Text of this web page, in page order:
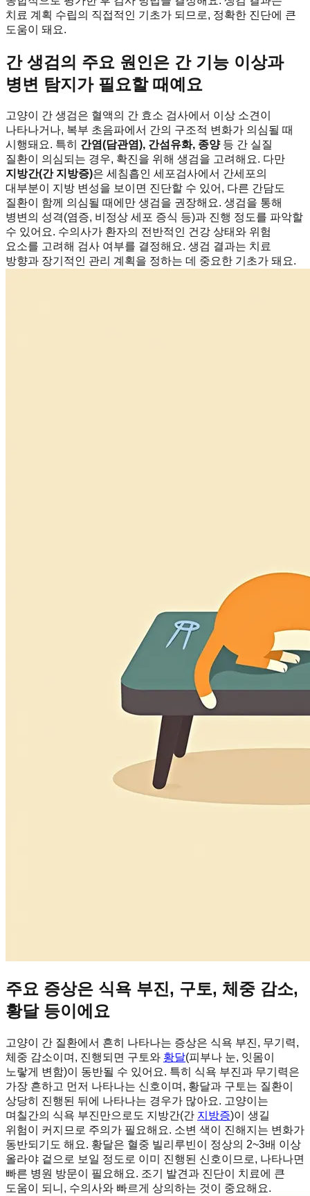
치료 계획 수립의 직접적인 기초가 되므로, 정확한 진단에 큰
도움이 돼요.
간 생검의 주요 원인은 간 기능 이상과
병변 탐지가 필요할 때예요
고양이 간 생검은 혈액의 간 효소 검사에서 이상 소견이
나타나거나, 복부 초음파에서 간의 구조적 변화가 의심될 때
시행돼요. 특히 간염(담관염), 간섬유화, 종양등 간 실질
질환이 의심되는 경우, 확진을 위해 생검을 고려해요. 다만
지방간(간 지방증)은 세침흡인 세포검사에서 간세포의
대부분이 지방 변성을 보이면 진단할 수 있어, 다른 간담도
질환이 함께 의심될 때에만 생검을 권장해요. 생검을 통해
병변의 성격(염증, 비정상 세포 증식 등)과 진행 정도를 파악할
수 있어요. 수의사가 환자의 전반적인 건강 상태와 위험
요소를 고려해 검사 여부를 결정해요. 생검 결과는 치료
방향과 장기적인 관리 계획을 정하는 데 중요한 기초가 돼요.
주요 증상은 식욕 부진, 구토, 체중 감소,
황달 등이에요
고양이 간 질환에서 흔히 나타나는 증상은 식욕 부진, 무기력,
체중 감소이며, 진행되면 구토와 황달(피부나 눈, 잇몸이
노랗게 변함)이 동반될 수 있어요. 특히 식욕 부진과 무기력은
가장 흔하고 먼저 나타나는 신호이며, 황달과 구토는 질환이
상당히 진행된 뒤에 나타나는 경우가 많아요. 고양이는
며칠간의 식욕 부진만으로도 지방간(간 지방증)이 생길
위험이 커지므로 주의가 필요해요. 소변 색이 진해지는 변화가
동반되기도 해요. 황달은 혈중 빌리루빈이 정상의 2~3배 이상
올라야 겉으로 보일 정도로 이미 진행된 신호이므로, 나타나면
빠른 병원 방문이 필요해요. 조기 발견과 진단이 치료에 큰
도움이 되니, 수의사와 빠르게 상의하는 것이 중요해요.